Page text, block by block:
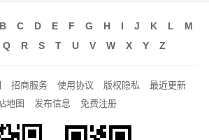
B C D E F G H I J K L
M
Q R S T U V W X Y Z
招商服务 使用协议 版权隐私
最近更新
地图
发布信息 免费注册